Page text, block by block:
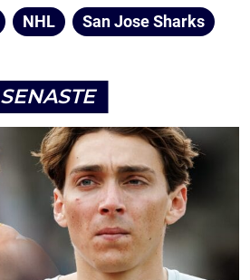
NHL San Jose Sharks
SENASTE